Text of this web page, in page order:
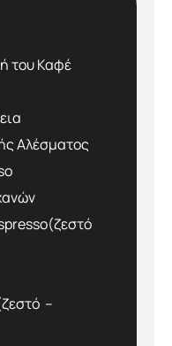
του Καφέ
Αλέσματος
–